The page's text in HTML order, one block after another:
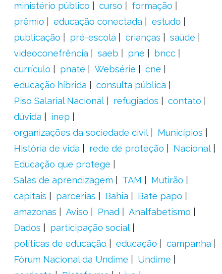
ministério público
curso
formação
prêmio
educação conectada
estudo
publicação
pré-escola crianças
saúde
videoconefrência
saeb pne
bncc
currículo
pnate Websérie
cne
educação híbrida
consulta pública
Piso Salarial Nacional
refugiados
contato
dúvida
inep
organizações da sociedade civil
Municípios
História de vida
rede de proteção
Nacional
Educação que protege
Salas de aprendizagem
TAM
Mutirão
capitais
parcerias Bahia
Bate papo
amazonas
Aviso Pnad
Analfabetismo
Dados
participação social
políticas de educação
educação
campanha
Fórum Nacional da Undime
Undime